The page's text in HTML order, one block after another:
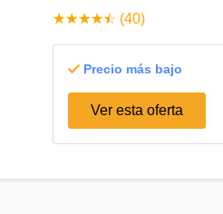
☆☆☆☆☆
★★★★★ (40)
Precio más bajo
Ver esta oferta